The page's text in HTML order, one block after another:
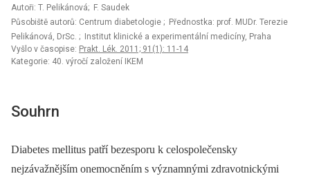
Autoři: T. Pelikánová; F. Saudek
Působiště autorů: Centrum diabetologie ; Přednostka: prof. MUDr. Terezie
Pelikánová, DrSc. ; Institut klinické a experimentální medicíny, Praha
Vyšlo v časopise: Prakt. Lék. 2011; 91(1): 11-14
Kategorie: 40. výročí založení IKEM
Souhrn
Diabetes mellitus patří bezesporu k celospolečensky
nejzávažnějším onemocněním s významnými zdravotnickými